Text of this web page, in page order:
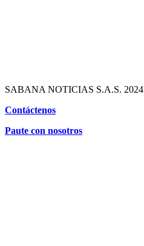
SABANA NOTICIAS S.A.S. 2024
Contáctenos
Paute con nosotros